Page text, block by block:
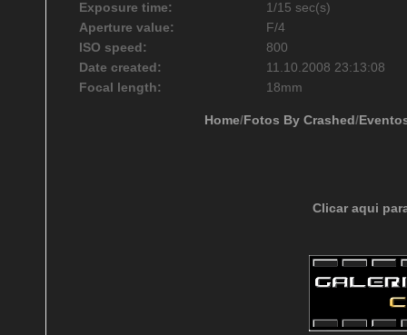
Exposure time:
1/15 sec(s)
Aperture value:
F/4
ISO speed:
800
Date created:
11.10.2008 23:13:08
Focal length:
18mm
Home/Fotos By Crashed/
Clicar aqui